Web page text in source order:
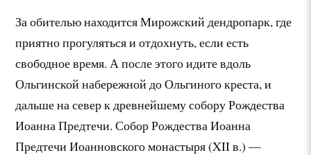
За обителью находится Мирожский дендропарк, где
приятно прогуляться и отдохнуть, если есть
свободное время. А после этого идите вдоль
Ольгинской набережной до Ольгиного креста, и
дальше на север к древнейшему собору Рождества
Иоанна Предтечи. Собор Рождества Иоанна
Предтечи Иоанновского монастыря (XII в.) —